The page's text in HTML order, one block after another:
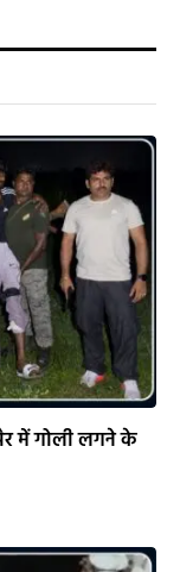
में गोली लगने के